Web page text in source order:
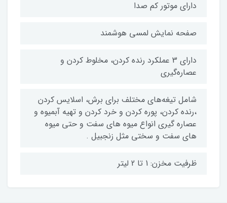
دارای موتور کم صدا
صفحه نمایش لمسی هوشمند
دارای 3 عملکرد رنده کردن، مخلوط کردن و
عصاره‌گیری
شامل تیغه‌های مختلف برای برش، اسلایس کردن
،رنده کردن، پوره کردن و خرد کردن و تهیه آبمیوه و
عصاره گیری انواع میوه های سفت و حتی میوه
های سفت و سختی مثل زنجبیل .
ظرفیت مخزن: 1 تا 2 لیتر